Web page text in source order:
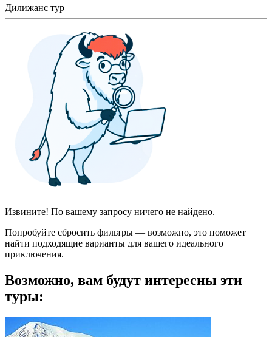
Дилижанс тур
Извините! По вашему запросу ничего не найдено.
Попробуйте сбросить фильтры — возможно, это поможет
найти подходящие варианты для вашего идеального
приключения.
Возможно, вам будут интересны эти
туры: